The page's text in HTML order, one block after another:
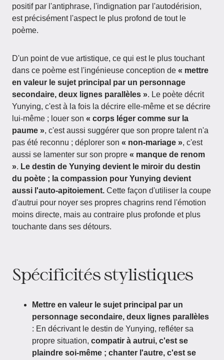
positif par l'antiphrase, l'indignation par l'autodérision,
est précisément l'aspect le plus profond de tout le
poème.
D'un point de vue artistique, ce qui est le plus touchant
dans ce poème est l'ingénieuse conception de « mettre
en valeur le sujet principal par un personnage
secondaire, deux lignes parallèles ». Le poète décrit
Yunying, c'est à la fois la décrire elle-même et se décrire
lui-même ; louer son « corps léger comme sur la
paume », c'est aussi suggérer que son propre talent n'a
pas été reconnu ; déplorer son « non-mariage », c'est
aussi se lamenter sur son propre « manque de renom
». Le destin de Yunying devient le miroir du destin
du poète ; la compassion pour Yunying devient
aussi l'auto-apitoiement. Cette façon d'utiliser la coupe
d'autrui pour noyer ses propres chagrins rend l'émotion
moins directe, mais au contraire plus profonde et plus
touchante dans ses détours.
Spécificités stylistiques
Mettre en valeur le sujet principal par un
personnage secondaire, deux lignes parallèles
: En décrivant le destin de Yunying, refléter sa
propre situation, compatir à autrui, c'est se
plaindre soi-même ; chanter l'autre, c'est se